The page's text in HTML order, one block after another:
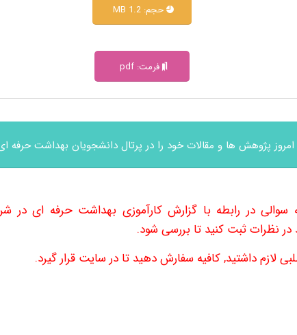
حجم: 1.2 MB
فرمت: pdf
پژوهش ها و مقالات خود را در پرتال دانشجویان بهداشت حرفه
سوالی در رابطه با گزارش کارآموزی بهداشت حرفه ای در
در نظرات ثبت کنید تا بررسی شود.
لازم داشتید, کافیه سفارش دهید تا در سایت قرار گیرد.